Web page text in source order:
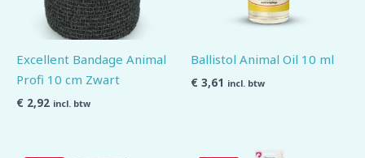
Excellent Bandage Animal
Profi 10 cm Zwart
€ 2,92 incl. btw
Ballistol Animal Oil 10 ml
€ 3,61 incl. btw